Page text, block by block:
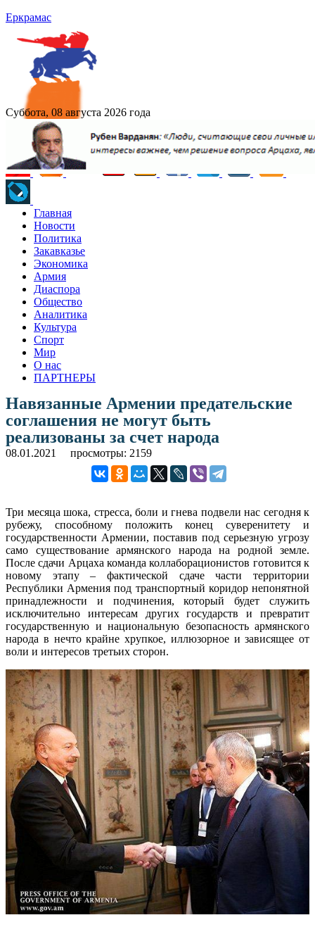
Еркрамас
Суббота, 08 августа 2026 года
Главная
Новости
Политика
Закавказье
Экономика
Армия
Диаспора
Общество
Аналитика
Культура
Спорт
Мир
О нас
ПАРТНЕРЫ
Навязанные Армении предательские
соглашения не могут быть
реализованы за счет народа
08.01.2021 просмотры: 2159
Три месяца шока, стресса, боли и гнева подвели нас сегодня к
рубежу, способному положить конец суверенитету и
государственности Армении, поставив под серьезную угрозу
само существование армянского народа на родной земле.
После сдачи Арцаха команда коллаборационистов готовится к
новому этапу – фактической сдаче части территории
Республики Армения под транспортный коридор непонятной
принадлежности и подчинения, который будет служить
исключительно интересам других государств и превратит
государственную и национальную безопасность армянского
народа в нечто крайне хрупкое, иллюзорное и зависящее от
воли и интересов третьих сторон.